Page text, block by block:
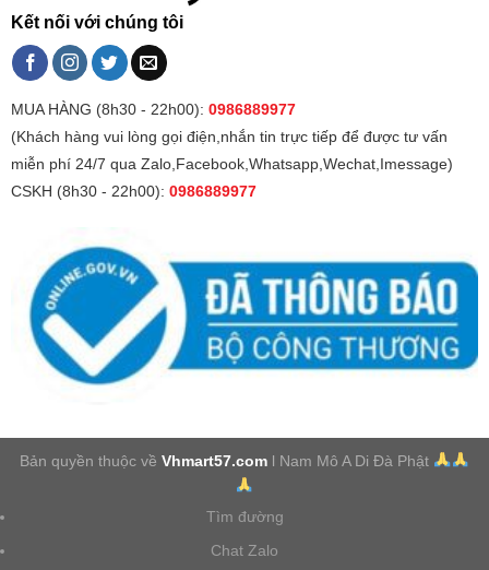
Kết nối với chúng tôi
MUA HÀNG (8h30 - 22h00): 0986889977
(Khách hàng vui lòng gọi điện,nhắn tin trực tiếp để được tư vấn
miễn phí 24/7 qua Zalo,Facebook,Whatsapp,Wechat,Imessage)
CSKH (8h30 - 22h00): 0986889977
Bản quyền thuộc vềVhmart57.com l Nam Mô A Di Đà Phật
Tìm đường
Chat Zalo